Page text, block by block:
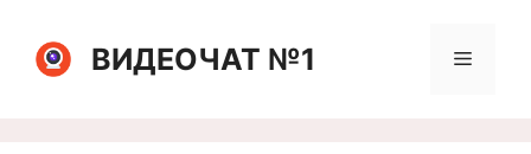
содержимомуВИДЕОЧАТ №1 Меню